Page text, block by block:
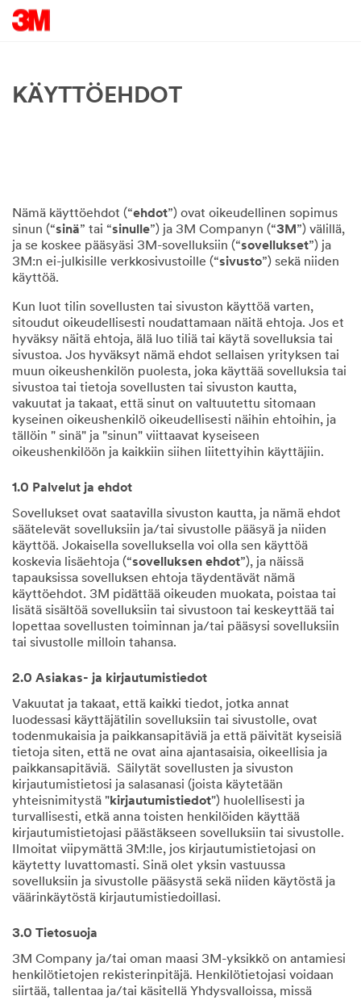
KÄYTTÖEHDOT
Nämä käyttöehdot (“ehdot”) ovat oikeudellinen sopimus
sinun (“sinä” tai “sinulle”) ja 3M Companyn (“3M ”) välillä,
ja se koskee pääsyäsi 3M-sovelluksiin (“sovellukset”) ja
3M:n ei-julkisille verkkosivustoille (“sivusto”) sekä niiden
käyttöä.
Kun luot tilin sovellusten tai sivuston käyttöä varten,
sitoudut oikeudellisesti noudattamaan näitä ehtoja. Jos et
hyväksy näitä ehtoja, älä luo tiliä tai käytä sovelluksia tai
sivustoa. Jos hyväksyt nämä ehdot sellaisen yrityksen tai
muun oikeushenkilön puolesta, joka käyttää sovelluksia tai
sivustoa tai tietoja sovellusten tai sivuston kautta,
vakuutat ja takaat, että sinut on valtuutettu sitomaan
kyseinen oikeushenkilö oikeudellisesti näihin ehtoihin, ja
tällöin " sinä" ja "sinun" viittaavat kyseiseen
oikeushenkilöön ja kaikkiin siihen liitettyihin käyttäjiin.
1.0 Palvelut ja ehdot
Sovellukset ovat saatavilla sivuston kautta, ja nämä ehdot
säätelevät sovelluksiin ja/tai sivustolle pääsyä ja niiden
käyttöä. Jokaisella sovelluksella voi olla sen käyttöä
koskevia lisäehtoja (“sovelluksen ehdot”), ja näissä
tapauksissa sovelluksen ehtoja täydentävät nämä
käyttöehdot. 3M pidättää oikeuden muokata, poistaa tai
lisätä sisältöä sovelluksiin tai sivustoon tai keskeyttää tai
lopettaa sovellusten toiminnan ja/tai pääsysi sovelluksiin
tai sivustolle milloin tahansa.
2.0 Asiakas- ja kirjautumistiedot
Vakuutat ja takaat, että kaikki tiedot, jotka annat
luodessasi käyttäjätilin sovelluksiin tai sivustolle, ovat
todenmukaisia ja paikkansapitäviä ja että päivität kyseisiä
tietoja siten, että ne ovat aina ajantasaisia, oikeellisia ja
paikkansapitäviä. Säilytät sovellusten ja sivuston
kirjautumistietosi ja salasanasi (joista käytetään
yhteisnimitystä "kirjautumistiedot") huolellisesti ja
turvallisesti, etkä anna toisten henkilöiden käyttää
kirjautumistietojasi päästäkseen sovelluksiin tai sivustolle.
Ilmoitat viipymättä 3M:lle, jos kirjautumistietojasi on
käytetty luvattomasti. Sinä olet yksin vastuussa
sovelluksiin ja sivustolle pääsystä sekä niiden käytöstä ja
väärinkäytöstä kirjautumistiedoillasi.
3.0 Tietosuoja
3M Company ja/tai oman maasi 3M-yksikkö on antamiesi
henkilötietojen rekisterinpitäjä. Henkilötietojasi voidaan
siirtää, tallentaa ja/tai käsitellä Yhdysvalloissa, missä